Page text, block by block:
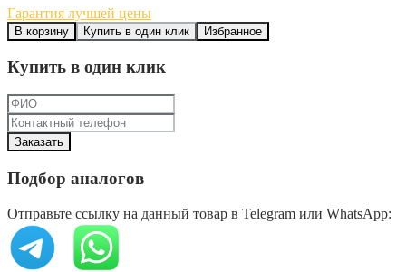
Гарантия лучшей цены
В корзину Купить в один клик Избранное
Купить в один клик
Подбор аналогов
Отправьте ссылку на данный товар в Telegram или WhatsApp: